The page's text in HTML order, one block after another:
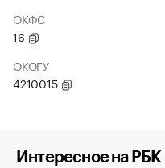
ОКФС
16
ОКОГУ
4210015
Интересное на РБК